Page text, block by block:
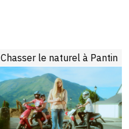
Chasser le naturel à Pantin